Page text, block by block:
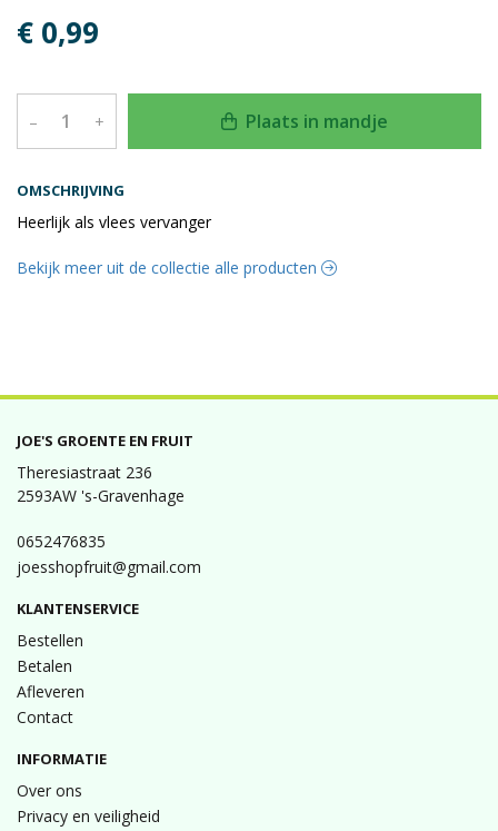
OMSCHRIJVING
Heerlijk als vlees vervanger
€ 0,99
– + Plaats in mandje
Bekijk meer uit de collectie alle producten
JOE'S GROENTE EN FRUIT
Theresiastraat 236
2593AW 's-Gravenhage
0652476835
joesshopfruit@gmail.com
KLANTENSERVICE
Bestellen
Betalen
Afleveren
Contact
INFORMATIE
Over ons
Privacy en veiligheid